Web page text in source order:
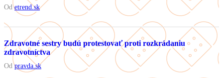
Odetrend.sk
Zdravotné sestry budú protestovať proti rozkrádaniu
zdravotníctva
Odpravda.sk